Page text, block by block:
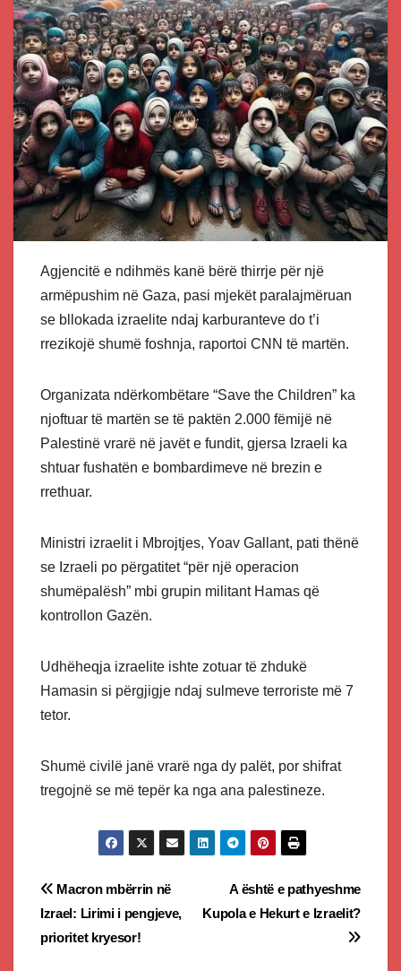
Agjencitë e ndihmës kanë bërë thirrje për një
armëpushim në Gaza, pasi mjekët paralajmëruan
se bllokada izraelite ndaj karburanteve do t’i
rrezikojë shumë foshnja, raportoi CNN të martën.
Organizata ndërkombëtare “Save the Children” ka
njoftuar të martën se të paktën 2.000 fëmijë në
Palestinë vrarë në javët e fundit, gjersa Izraeli ka
shtuar fushatën e bombardimeve në brezin e
rrethuar.
Ministri izraelit i Mbrojtjes, Yoav Gallant, pati thënë
se Izraeli po përgatitet “për një operacion
shumëpalësh” mbi grupin militant Hamas që
kontrollon Gazën.
Udhëheqja izraelite ishte zotuar të zhdukë
Hamasin si përgjigje ndaj sulmeve terroriste më 7
tetor.
Shumë civilë janë vrarë nga dy palët, por shifrat
tregojnë se më tepër ka nga ana palestineze.
Post
navigation
A është e pathyeshme
Kupola e Hekurt e Izraelit?
Macron mbërrin në
Izrael: Lirimi i pengjeve,
prioritet kryesor!